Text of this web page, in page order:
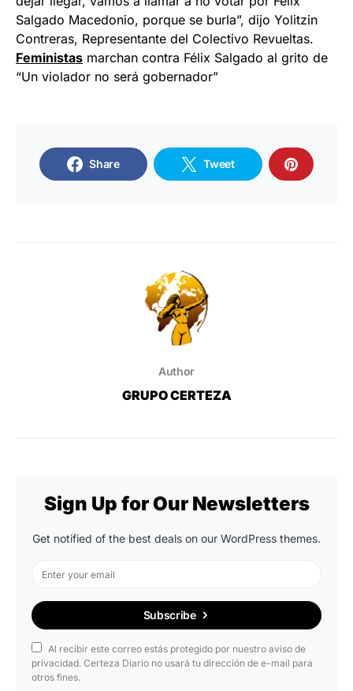
Salgado Macedonio, porque se burla”, dijo Yolitzin
Contreras, Representante del Colectivo Revueltas.
Feministas marchan contra Félix Salgado al grito de
“Un violador no será gobernador”
Share Tweet
Author
GRUPO CERTEZA
Sign Up for Our Newsletters
Get notified of the best deals on our WordPress themes.
Subscribe
Al recibir este correo estás protegido por nuestro aviso de
privacidad. Certeza Diario no usará tu dirección de e-mail para
otros fines.